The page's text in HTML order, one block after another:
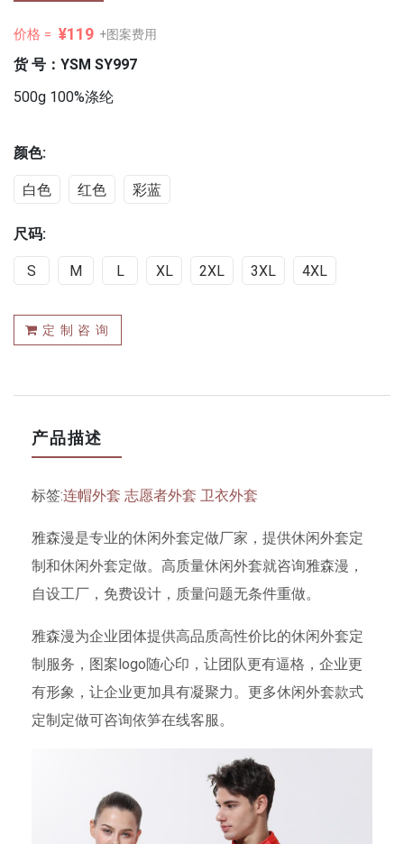
价格 = ¥119 +图案费用
货 号：YSM SY997
500g 100%涤纶
颜色:
白色 红色 彩蓝
尺码:
S M L XL 2XL 3XL 4XL
定 制 咨 询
产品描述
标签:连帽外套 志愿者外套 卫衣外套
雅森漫是专业的休闲外套定做厂家，提供休闲外套定
制和休闲外套定做。高质量休闲外套就咨询雅森漫，
自设工厂，免费设计，质量问题无条件重做。
雅森漫为企业团体提供高品质高性价比的休闲外套定
制服务，图案logo随心印，让团队更有逼格，企业更
有形象，让企业更加具有凝聚力。更多休闲外套款式
定制定做可咨询依笋在线客服。